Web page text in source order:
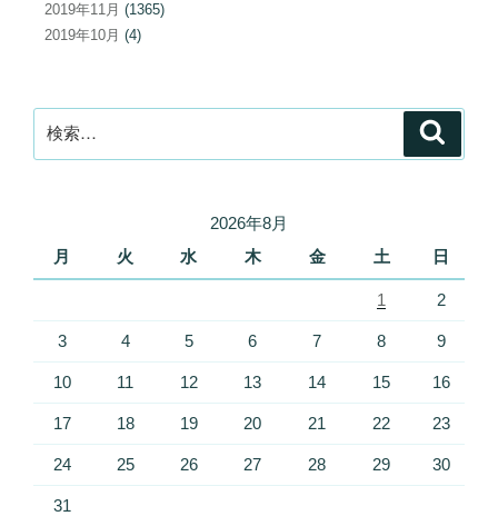
2019年11月 (1365)
2019年10月 (4)
索:
2026年8月
月
火 水 木 金 土 日
1 2
3 4 5 6 7 8 9
10 11 12 13 14 15 16
17 18 19 20 21 22 23
24 25 26 27 28 29 30
31